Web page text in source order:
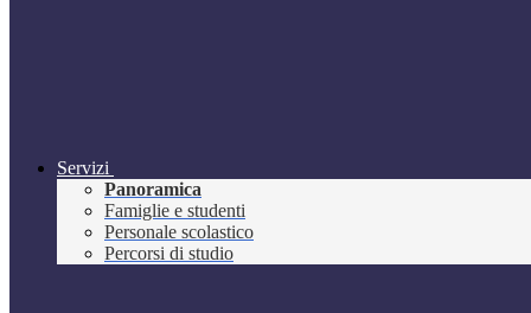
Servizi
Panoramica
Famiglie e studenti
Personale scolastico
Percorsi di studio